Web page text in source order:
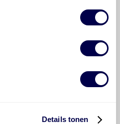
Details tonen